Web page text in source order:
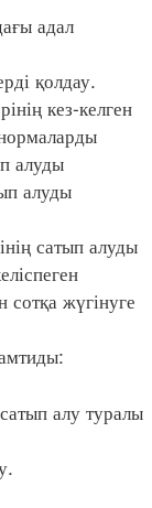
адал
қолдау.
кез-келген
алуды
алуды
сатып алуды
сотқа жүгінуге
алу туралы